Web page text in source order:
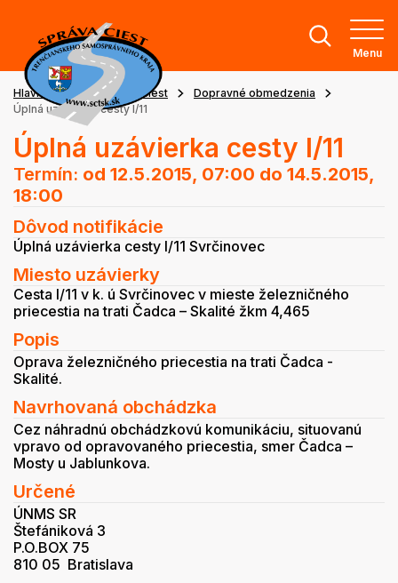
Menu
Hlavná stránka Stav ciest
Dopravné obmedzenia
Úplná uzávierka cesty I/11
Úplná uzávierka cesty I/11
Termín: od 12.5.2015, 07:00 do 14.5.2015,
18:00
Dôvod notifikácie
Úplná uzávierka cesty I/11 Svrčinovec
Miesto uzávierky
Cesta I/11 v k. ú Svrčinovec v mieste železničného
priecestia na trati Čadca – Skalité žkm 4,465
Popis
Oprava železničného priecestia na trati Čadca -
Skalité.
Navrhovaná obchádzka
Cez náhradnú obchádzkovú komunikáciu, situovanú
vpravo od opravovaného priecestia, smer Čadca –
Mosty u Jablunkova.
Určené
ÚNMS SR
Štefániková 3
P.O.BOX 75
810 05 Bratislava